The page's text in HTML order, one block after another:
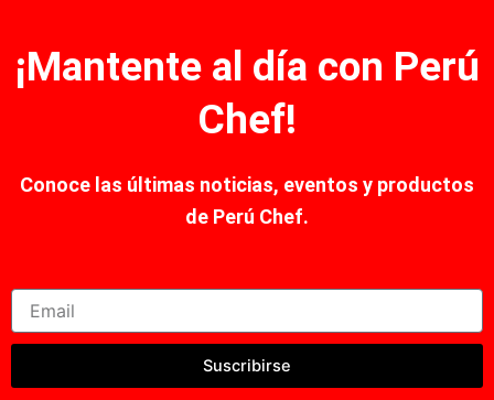
¡Mantente al día con Perú
Chef!
Conoce las últimas noticias, eventos y productos
de Perú Chef.
Suscribirse